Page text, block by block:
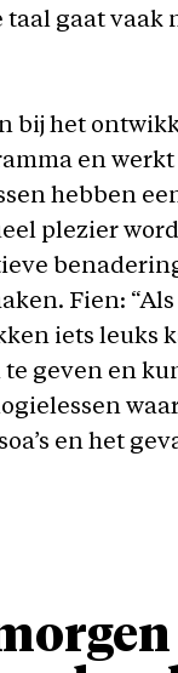
gaat vaak
bij het
en
hebben
plezier
Fien:
iets leuks
geven en
en het